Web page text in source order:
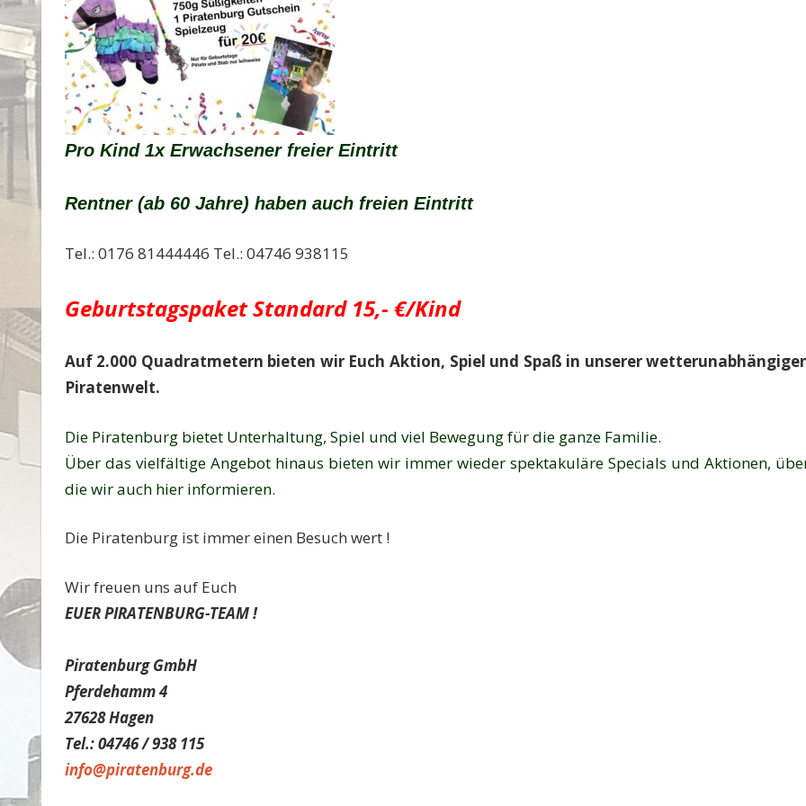
Pro Kind 1x Erwachsener freier Eintritt
Rentner (ab 60 Jahre) haben auch freien Eintritt
Tel.: 0176 81444446 Tel.: 04746 938115
Geburtstagspaket Standard 15,- €/Kind
Auf 2.000 Quadratmetern bieten wir Euch Aktion, Spiel und Spaß in unserer
Piratenwelt.
Die Piratenburg bietet Unterhaltung, Spiel und viel Bewegung für die ganze Familie.
Über das vielfältige Angebot hinaus bieten wir immer wieder spektakuläre Specials und Aktionen,
die wir auch hier informieren.
Die Piratenburg ist immer einen Besuch wert !
Wir freuen uns auf Euch
EUER PIRATENBURG-TEAM !
PiratenburgGmbH
Pferdehamm 4
27628 Hagen
Tel.: 04746 / 938 115
info@piratenburg.de